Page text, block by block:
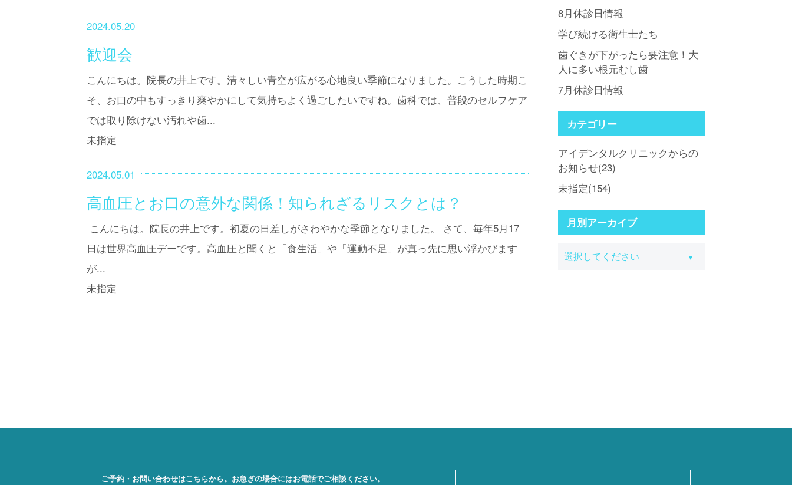
2024.05.20
歓迎会
こんにちは。院長の井上です。清々しい青空が広がる心地良い季節になりました。こうした時期こ
そ、お口の中もすっきり爽やかにして気持ちよく過ごしたいですね。歯科では、普段のセルフケア
では取り除けない汚れや歯...
未指定
2024.05.01
高血圧とお口の意外な関係！知られざるリスクとは？
こんにちは。院長の井上です。初夏の日差しがさわやかな季節となりました。 さて、毎年5月17
日は世界高血圧デーです。高血圧と聞くと「食生活」や「運動不足」が真っ先に思い浮かびます
が...
未指定
8月休診日情報
学び続ける衛生士たち
歯ぐきが下がったら要注意！大
人に多い根元むし歯
7月休診日情報
カテゴリー
アイデンタルクリニックからの
お知らせ(23)
未指定(154)
月別アーカイブ
ご予約・お問い合わせはこちらから。 お急ぎの場合にはお電話でご相談ください。